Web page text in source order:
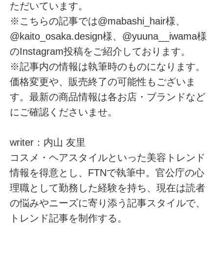
ただいています。
※こちらの記事では@mabashi_hair様、
@kaito_osaka.design様、@yuuna__iwama様
のInstagram投稿をご紹介しております。
※記事内の情報は執筆時のものになります。
価格変更や、販売終了の可能性もございま
す。最新の商品情報は各お店・ブランドなど
にご確認くださいませ。
writer：内山 友里
コスメ・ヘアスタイルといった美容トレンド
情報を得意とし、FTNで執筆中。官公庁の心
理職として勤務した経験を持ち、現在は読者
の悩みやニーズに寄り添う記事スタイルで、
トレンド記事を制作する。